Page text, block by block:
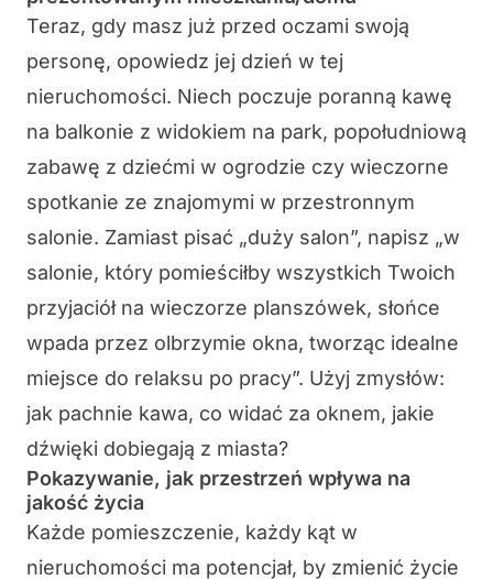
Teraz, gdy masz już przed oczami swoją
personę, opowiedz jej dzień w tej
nieruchomości. Niech poczuje poranną kawę
na balkonie z widokiem na park, popołudniową
zabawę z dziećmi w ogrodzie czy wieczorne
spotkanie ze znajomymi w przestronnym
salonie. Zamiast pisać „duży salon”, napisz „w
salonie, który pomieściłby wszystkich Twoich
przyjaciół na wieczorze planszówek, słońce
wpada przez olbrzymie okna, tworząc idealne
miejsce do relaksu po pracy”. Użyj zmysłów:
jak pachnie kawa, co widać za oknem, jakie
dźwięki dobiegają z miasta?
Pokazywanie, jak przestrzeń wpływa na
jakość życia
Każde pomieszczenie, każdy kąt w
nieruchomości ma potencjał, by zmienić życie